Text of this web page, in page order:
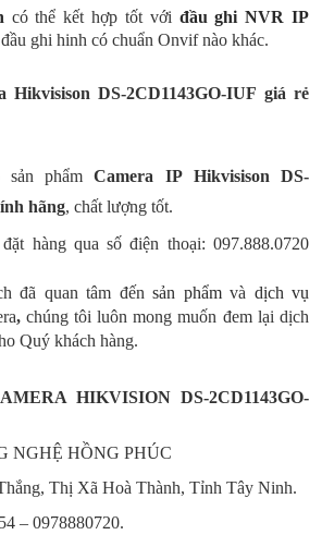
có thể kết hợp tốt với đầu ghi NVR IP
ghi hinh có chuẩn Onvif nào khác.
Hikvisison DS-2CD1143GO-IUF giá rẻ
sản phẩmCamera IP HikvisisonDS-
hãng, chất lượng tốt.
hàng qua số điện thoại: 097.888.0720
đã quan tâm đến sản phẩmvà dịch vụ
, chúng tôi luôn mong muốn đem lại dịch
Quý khách hàng.
HIKVISION DS-2CD1143GO-
NGHỆ HỒNG PHÚC
Thị Xã Hoà Thành, Tỉnh Tây Ninh.
– 0978880720.